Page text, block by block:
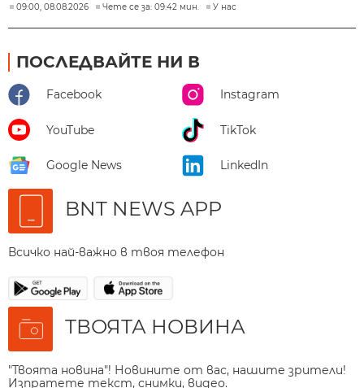
09:00, 08.08.2026 Чете се за: 09:42 мин. У нас
ПОСЛЕДВАЙТЕ НИ В
Facebook Instagram
YouTube TikTok
Google News LinkedIn
BNT NEWS APP
Всичко най-важно в твоя телефон
ТВОЯТА НОВИНА
"Твоята новина"! Новините от вас, нашите зрители!
Изпратете текст, снимки, видео.